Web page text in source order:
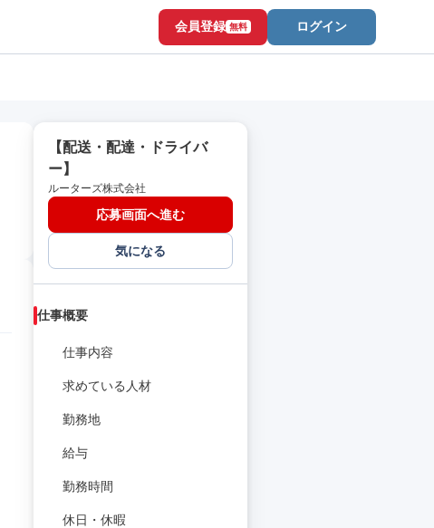
会員登録 無料 ログイン
【配送・配達・ドライバ
ー】
ルーターズ株式会社
応募画面へ進む
気になる
仕事概要
仕事内容
求めている人材
勤務地
給与
勤務時間
休日・休暇